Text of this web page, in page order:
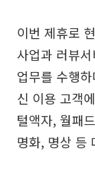
이번 제휴로
사업과 러뷰
업무를 수행
신 이용 고객
털액자, 월패
명화, 명상 등